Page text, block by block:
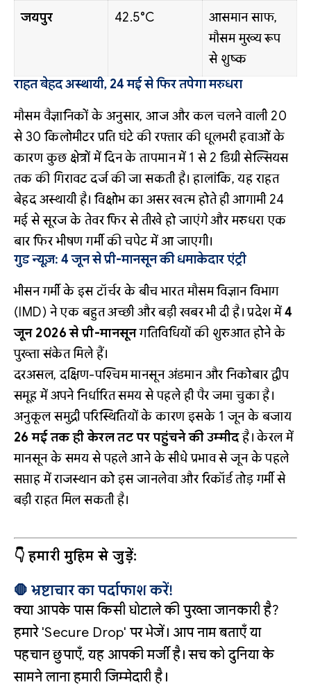
जयपुर 42.5°C
आसमान साफ,
मौसम मुख्य रूप
से शुष्क
राहत बेहद अस्थायी, 24 मई से फिर तपेगा मरुधरा
मौसम वैज्ञानिकों के अनुसार, आज और कल चलने वाली 20
से 30 किलोमीटर प्रति घंटे की रफ्तार की धूलभरी हवाओं के
कारण कुछ क्षेत्रों में दिन के तापमान में 1 से 2 डिग्री सेल्सियस
तक की गिरावट दर्ज की जा सकती है। हालांकि, यह राहत
बेहद अस्थायी है। विक्षोभ का असर खत्म होते ही आगामी 24
मई से सूरज के तेवर फिर से तीखे हो जाएंगे और मरुधरा एक
बार फिर भीषण गर्मी की चपेट में आ जाएगी।
गुड न्यूज़: 4 जून से प्री-मानसून की धमाकेदार एंट्री
भीसन गर्मी के इस टॉर्चर के बीच भारत मौसम विज्ञान विभाग
(IMD) ने एक बहुत अच्छी और बड़ी खबर भी दी है। प्रदेश में4
जून 2026 से प्री-मानसूनगतिविधियों की शुरुआत होने के
पुख्ता संकेत मिले हैं।
दरअसल, दक्षिण-पश्चिम मानसून अंडमान और निकोबार द्वीप
समूह में अपने निर्धारित समय से पहले ही पैर जमा चुका है।
अनुकूल समुद्री परिस्थितियों के कारण इसके 1 जून के बजाय
26 मई तक ही केरल तट पर पहुंचने की उम्मीदहै। केरल में
मानसून के समय से पहले आने के सीधे प्रभाव से जून के पहले
सप्ताह में राजस्थान को इस जानलेवा और रिकॉर्ड तोड़ गर्मी से
बड़ी राहत मिल सकती है।
👇 हमारी मुहिम से जुड़ें:
🛑 भ्रष्टाचार का पर्दाफाश करें!
क्या आपके पास किसी घोटाले की पुख्ता जानकारी है?
हमारे 'Secure Drop' पर भेजें। आप नाम बताएँ या
पहचान छुपाएँ, यह आपकी मर्जी है। सच को दुनिया के
सामने लाना हमारी जिम्मेदारी है।